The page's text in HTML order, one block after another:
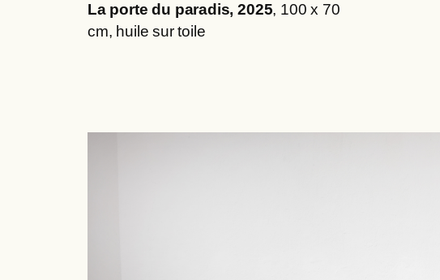
La porte du paradis, 2025, 100 x 70
cm, huile sur toile